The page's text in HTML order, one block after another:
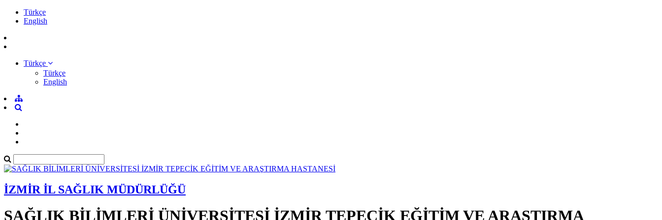
Türkçe
English
Türkçe
Türkçe
English
İZMİR İL SAĞLIK MÜDÜRLÜĞÜ
SAĞLIK BİLİMLERİ ÜNİVERSİTESİ İZMİR TEPECİK EĞİTİM VE ARAŞTIRMA